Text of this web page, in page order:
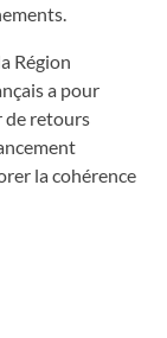
Région
a pour
de retours
la cohérence